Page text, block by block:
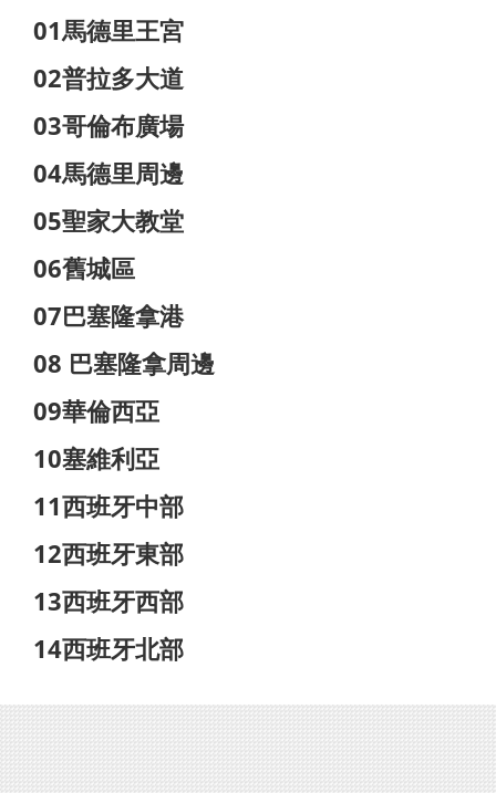
01馬德里王宮
02普拉多大道
03哥倫布廣場
04馬德里周邊
05聖家大教堂
06舊城區
07巴塞隆拿港
08 巴塞隆拿周邊
09華倫西亞
10塞維利亞
11西班牙中部
12西班牙東部
13西班牙西部
14西班牙北部